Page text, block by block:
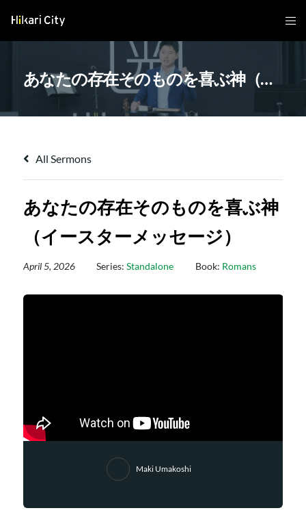
あなたの存在そのものを喜ぶ神（イースターメッセージ）
All Sermons
あなたの存在そのものを喜ぶ神
（イースターメッセージ）
April 5, 2026 Series: Standalone Book: Romans
Maki Umakoshi